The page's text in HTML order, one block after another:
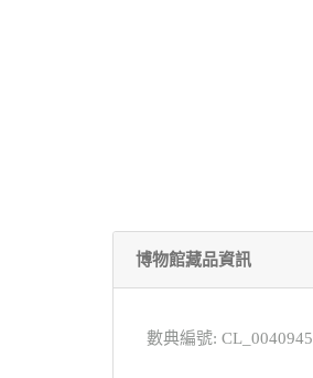
博物館藏品資訊
數典編號: CL_0040945